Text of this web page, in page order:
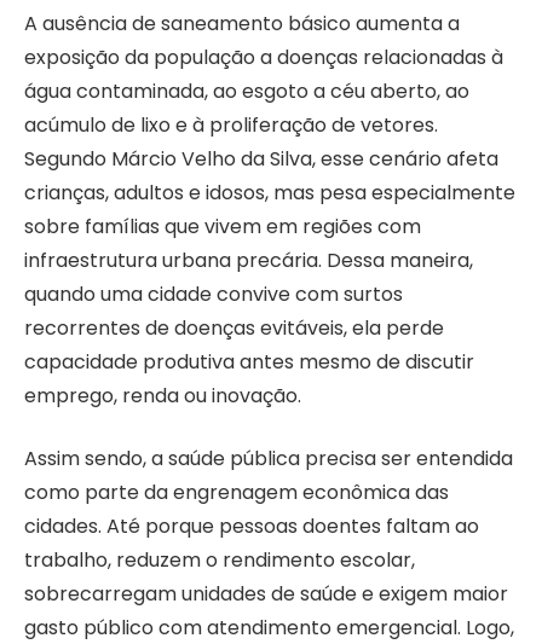
A ausência de saneamento básico aumenta a
exposição da população a doenças relacionadas à
água contaminada, ao esgoto a céu aberto, ao
acúmulo de lixo e à proliferação de vetores.
Segundo Márcio Velho da Silva, esse cenário afeta
crianças, adultos e idosos, mas pesa especialmente
sobre famílias que vivem em regiões com
infraestrutura urbana precária. Dessa maneira,
quando uma cidade convive com surtos
recorrentes de doenças evitáveis, ela perde
capacidade produtiva antes mesmo de discutir
emprego, renda ou inovação.
Assim sendo, a saúde pública precisa ser entendida
como parte da engrenagem econômica das
cidades. Até porque pessoas doentes faltam ao
trabalho, reduzem o rendimento escolar,
sobrecarregam unidades de saúde e exigem maior
gasto público com atendimento emergencial. Logo,